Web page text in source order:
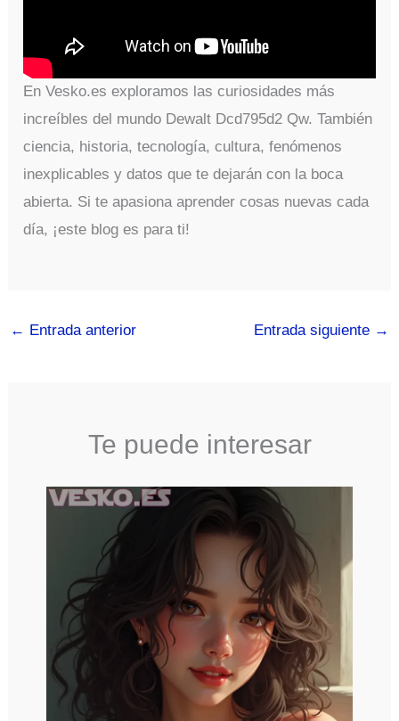
En Vesko.es exploramos las curiosidades más
increíbles del mundo Dewalt Dcd795d2 Qw. También
ciencia, historia, tecnología, cultura, fenómenos
inexplicables y datos que te dejarán con la boca
abierta. Si te apasiona aprender cosas nuevas cada
día, ¡este blog es para ti!
← Entrada anterior Entrada siguiente →
Te puede interesar